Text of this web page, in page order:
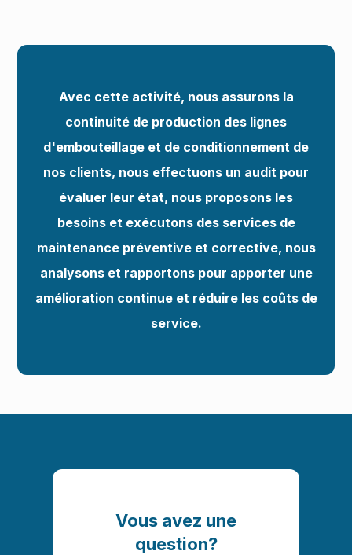
Avec cette activité, nous assurons la
continuité de production des lignes
d'embouteillage et de conditionnement de
nos clients, nous effectuons un audit pour
évaluer leur état, nous proposons les
besoins et exécutons des services de
maintenance préventive et corrective, nous
analysons et rapportons pour apporter une
amélioration continue et réduire les coûts de
service.
Vous avez une
question?